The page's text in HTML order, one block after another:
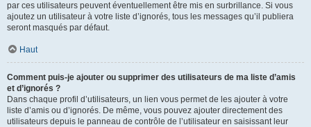
par ces utilisateurs peuvent éventuellement être mis en surbrillance. Si vous
ajoutez un utilisateur à votre liste d’ignorés, tous les messages qu’il publiera
seront masqués par défaut.
Haut
Comment puis-je ajouter ou supprimer des utilisateurs de ma liste d’amis
et d’ignorés ?
Dans chaque profil d’utilisateurs, un lien vous permet de les ajouter à votre
liste d’amis ou d’ignorés. De même, vous pouvez ajouter directement des
utilisateurs depuis le panneau de contrôle de l’utilisateur en saisissant leur